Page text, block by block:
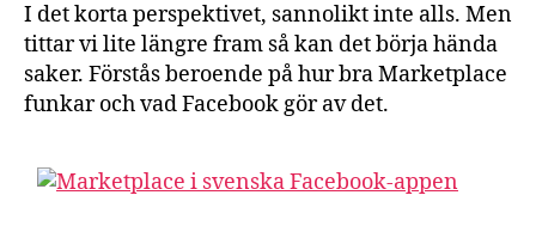
I det korta perspektivet, sannolikt inte alls. Men
tittar vi lite längre fram så kan det börja hända
saker. Förstås beroende på hur bra Marketplace
funkar och vad Facebook gör av det.